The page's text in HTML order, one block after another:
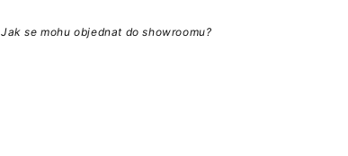
Jak se mohu objednat do showroomu?